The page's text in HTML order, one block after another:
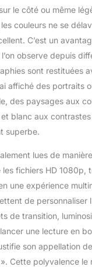
le côté ou même
couleurs ne se
C’est un
observe depuis
sont restituées
affiché des portraits
des paysages aux
blanc aux
superbe.
lues de
fichiers HD 1080p,
une expérience
de personnaliser
de transition,
une lecture en
son appellation
Cette polyvalence le